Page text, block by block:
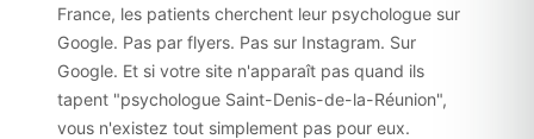
France, les patients cherchent leur psychologue sur
Google. Pas par flyers. Pas sur Instagram. Sur
Google. Et si votre site n'apparaît pas quand ils
tapent "psychologue Saint-Denis-de-la-Réunion",
vous n'existez tout simplement pas pour eux.